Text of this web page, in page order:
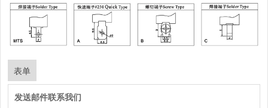
表单
发送邮件联系我们